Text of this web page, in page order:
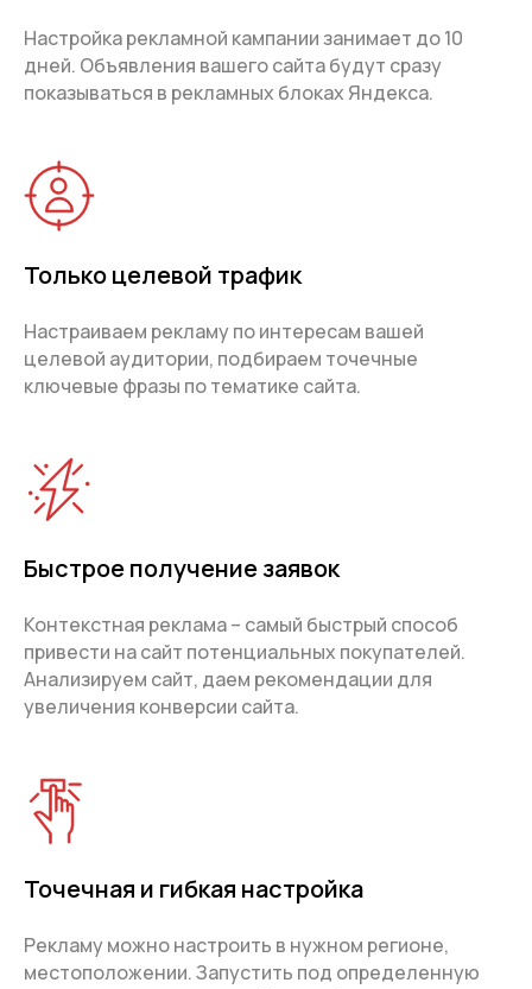
Настройка рекламной кампании занимает до 10
дней. Объявления вашего сайта будут сразу
показываться в рекламных блоках Яндекса.
Только целевой трафик
Настраиваем рекламу по интересам вашей
целевой аудитории, подбираем точечные
ключевые фразы по тематике сайта.
Быстрое получение заявок
Контекстная реклама – самый быстрый способ
привести на сайт потенциальных покупателей.
Анализируем сайт, даем рекомендации для
увеличения конверсии сайта.
Точечная и гибкая настройка
Рекламу можно настроить в нужном регионе,
местоположении. Запустить под определенную